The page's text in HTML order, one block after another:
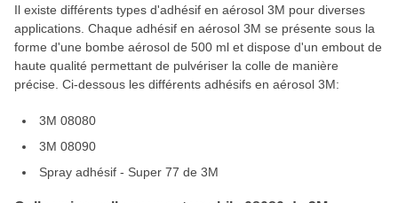
Il existe différents types d'adhésif en aérosol 3M pour diverses
applications. Chaque adhésif en aérosol 3M se présente sous la
forme d'une bombe aérosol de 500 ml et dispose d'un embout de
haute qualité permettant de pulvériser la colle de manière
précise. Ci-dessous les différents adhésifs en aérosol 3M:
3M 08080
3M 08090
Spray adhésif - Super 77 de 3M